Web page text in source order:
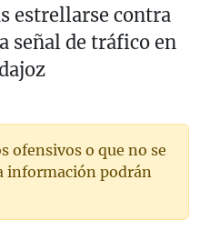
estrellarse contra
señal de tráfico en
ofensivos o que no se
información podrán